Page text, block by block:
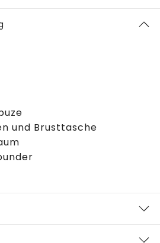
und Brusttasche